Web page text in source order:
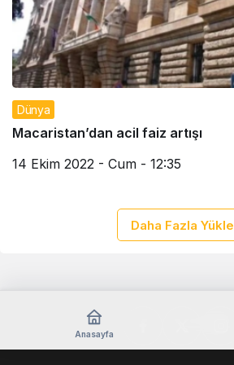
Dünya
Macaristan’dan acil faiz artışı
14 Ekim 2022 - Cum - 12:35
Daha Fazla Yükle
Anasayfa